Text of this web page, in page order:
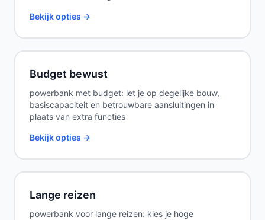
Bekijk opties →
Budget bewust
powerbank met budget: let je op degelijke bouw,
basiscapaciteit en betrouwbare aansluitingen in
plaats van extra functies
Bekijk opties →
Lange reizen
powerbank voor lange reizen: kies je hoge